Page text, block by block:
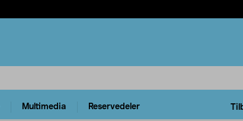
Multimedia Reservedeler